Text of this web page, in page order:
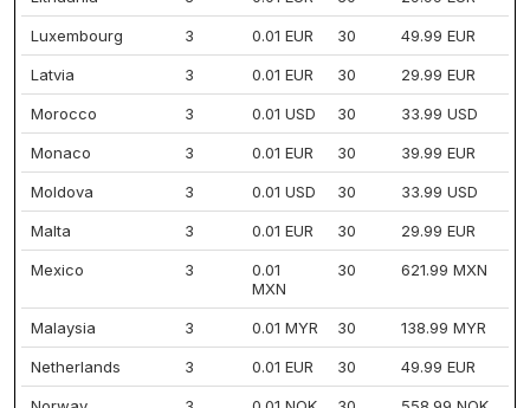
Luxembourg 3 0.01 EUR 30 49.99 EUR
Latvia 3 0.01 EUR 30 29.99 EUR
Morocco 3 0.01 USD 30 33.99 USD
Monaco 3 0.01 EUR 30 39.99 EUR
Moldova 3 0.01 USD 30 33.99 USD
Malta 3 0.01 EUR 30 29.99 EUR
Mexico 3
0.01
MXN
30 621.99 MXN
Malaysia 3 0.01 MYR 30 138.99 MYR
Netherlands 3 0.01 EUR 30 49.99 EUR